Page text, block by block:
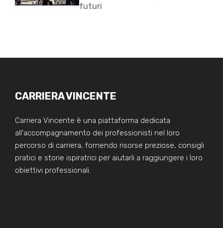
futuri
CARRIERA VINCENTE
Carriera Vincente è una piattaforma dedicata
all'accompagnamento dei professionisti nel loro
percorso di carriera, fornendo risorse preziose, consigli
pratici e storie ispiratrici per aiutarli a raggiungere i loro
obiettivi professionali.